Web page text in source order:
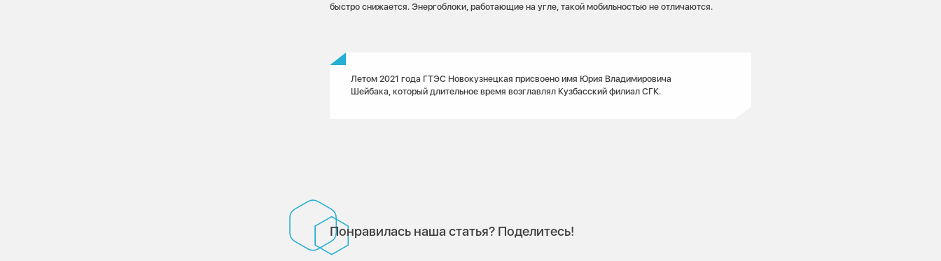
быстро снижается. Энергоблоки, работающие на угле, такой мобильностью не отличаются.
Летом 2021 года ГТЭС Новокузнецкая присвоено имя Юрия Владимировича
Шейбака, который длительное время возглавлял Кузбасский филиал СГК.
Понравилась наша статья? Поделитесь!